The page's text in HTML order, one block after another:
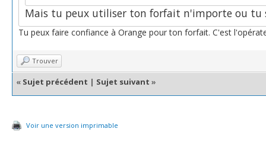
Mais tu peux utiliser ton forfait n'importe ou tu
Tu peux faire confiance à Orange pour ton forfait. C'est
Trouver
« Sujet précédent | Sujet suivant »
Voir une version imprimable